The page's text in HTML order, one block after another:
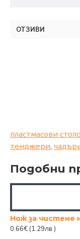
ОТЗИВИ
пластмасови
тенджери,
Подобни
0.66€ (1.29лв.)